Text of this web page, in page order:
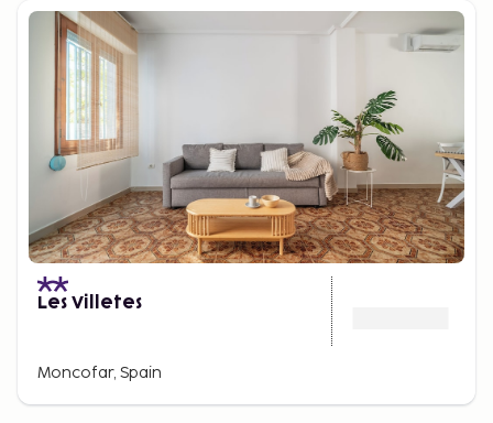
Les Villetes
Moncofar, Spain